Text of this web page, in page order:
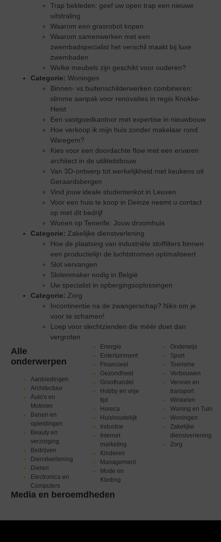
Trap bekleden: geef uw open trap een nieuwe
uitstraling
Waarom een grasrobot kopen
Waarom samenwerken met een
zwembadspecialist het verschil maakt bij luxe
zwembaden
Welke meubels zijn geschikt voor ouderen?
Categorie: Woningen
Binnen- vs buitenschilderwerken combineren:
slimme aanpak voor renovaties in regio Knokke-
Heist
Een vastgoedkantoor met expertise in nieuwbouw
Hoe verkoop ik mijn huis zonder makelaar rond
Waregem?
Kies voor een doordachte flow met een ervaren
architect in de utiliteitsbouw
Van 3D-ontwerp tot werkelijkheid met keukens uit
Geraardsbergen
Vind jouw ideale studentenkot in Leuven
Voor een huis te koop in Deinze neemt u contact
op met dit bedrijf
Wonen op Tenerife: Jouw droomhuis
Categorie: Zakelijke dienstverlening
Hoe de plaatsing van industriële stoffilters binnen
een productielijn de luchtstromen optimaliseert
Slot vervangen
Slotenmaker nodig in België
Uw specialist in opbergingsoplossingen
Categorie: Zorg
Incontinentie na de zwangerschap? Niks om je
voor te schamen!
Loep voor slechtzienden die méér doet dan
vergroten
Alle
onderwerpen
Aanbiedingen
Architectuur
Auto's en
Motoren
Banen en
opleidingen
Beauty en
verzorging
Bedrijven
Dienstverlening
Dieren
Electronica en
Computers
Energie
Entertainment
Financieel
Gezondheid
Groothandel
Hobby en vrije
tijd
Horeca
Huishoudelijk
Industrie
Internet
marketing
Kinderen
Management
Mode en
Kleding
Onderwijs
Sport
Toerisme
Verbouwen
Vervoer en
transport
Winkelen
Woning en Tuin
Woningen
Zakelijke
dienstverlening
Zorg
Media en beroemdheden